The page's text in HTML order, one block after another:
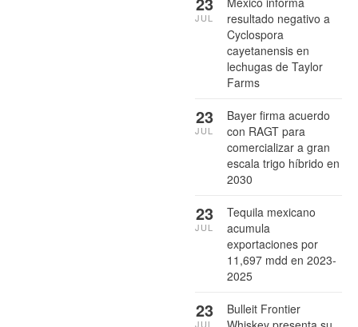
resultado negativo a
Cyclospora
cayetanensis en
lechugas de Taylor
Farms
JUL
Bayer firma acuerdo
con RAGT para
comercializar a gran
escala trigo híbrido en
2030
23
JUL
Tequila mexicano
acumula
exportaciones por
11,697 mdd en 2023-
2025
23
JUL
Bulleit Frontier
23
JUL